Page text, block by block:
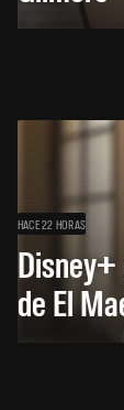
HACE 22 HORAS
de El